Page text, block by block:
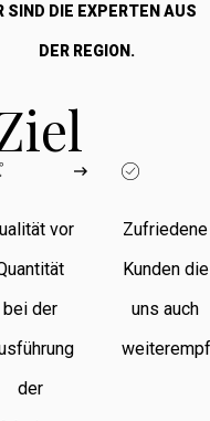
SIND DIE EXPERTEN AUS
DER REGION.
vor
bei der
der
Zufriedene
Kunden die
uns auch